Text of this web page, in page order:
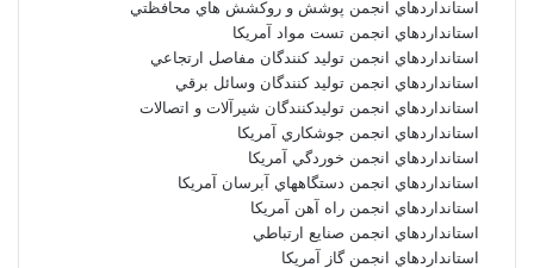
استانداردهاي انجمن پوشش و روکشش هاي محافظتي
استانداردهاي انجمن تست مواد آمريکا
استانداردهاي انجمن توليد کنندگان مفاصل ارتجاعي
استانداردهاي انجمن توليد کنندگان وسائل برقي
استانداردهاي انجمن توليدکنندگان شيرآلات و اتصالات
استانداردهاي انجمن جوشکاري آمريکا
استانداردهاي انجمن خوردگي آمريکا
استانداردهاي انجمن دستگاههاي آبرسان آمريکا
استانداردهاي انجمن راه آهن آمريکا
استانداردهاي انجمن صنايع ارتباطي
استانداردهاي انجمن گاز آمريکا